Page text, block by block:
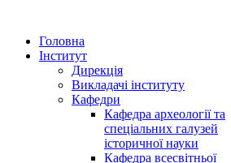
Головна
Інститут
Дирекція
Викладачі інституту
Кафедри
Кафедра археології та
спеціальних галузей
історичної науки
Кафедра всесвітньої